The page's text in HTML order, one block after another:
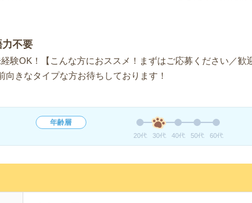
不要
験OK！【こんな方におススメ！まずはご応募ください／歓
向きなタイプな方お待ちしております！
年齢層
20代 30代 40代 50代 60代